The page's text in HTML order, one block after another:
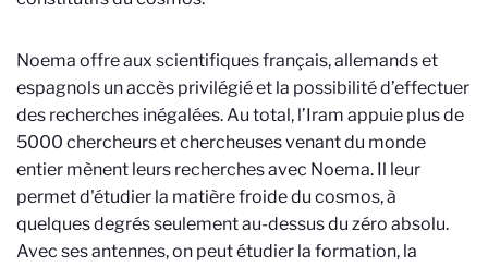
Noema offre aux scientifiques français, allemands et
espagnols un accès privilégié et la possibilité d’effectuer
des recherches inégalées. Au total, l’Iram appuie plus de
5000 chercheurs et chercheuses venant du monde
entier mènent leurs recherches avec Noema. Il leur
permet d'étudier la matière froide du cosmos, à
quelques degrés seulement au-dessus du zéro absolu.
Avec ses antennes, on peut étudier la formation, la